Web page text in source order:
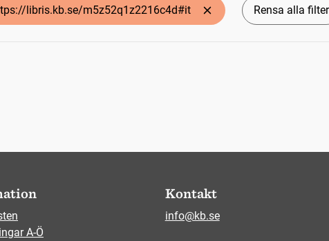
libris.kb.se/m5z52q1z2216c4d#it Rensa alla filter
A-Ö
Kontakt
info@kb.se